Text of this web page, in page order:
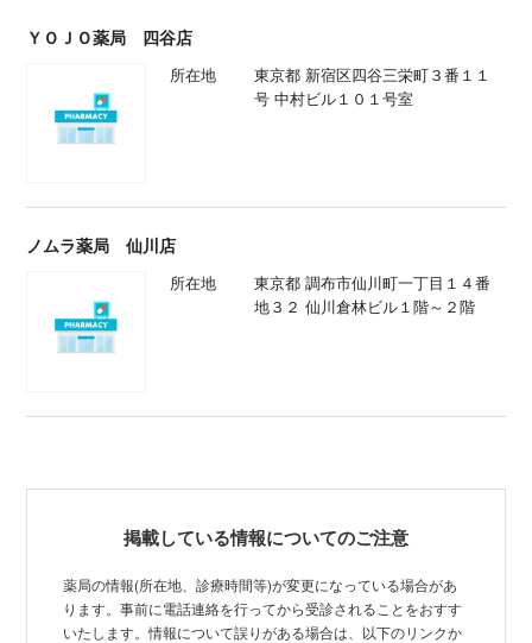
ＹＯＪＯ薬局 四谷店
所在地
東京都 新宿区四谷三栄町３番１１
号 中村ビル１０１号室
ノムラ薬局 仙川店
所在地
東京都 調布市仙川町一丁目１４番
地３２ 仙川倉林ビル１階～２階
掲載している情報についてのご注意
薬局の情報(所在地、診療時間等)が変更になっている場合があ
ります。事前に電話連絡を行ってから受診されることをおすす
いたします。情報について誤りがある場合は、以下のリンクか